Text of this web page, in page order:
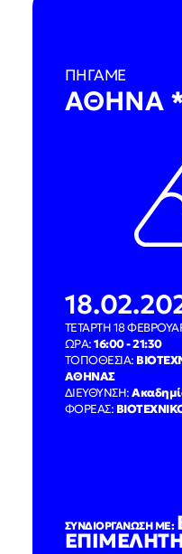
ΠΗΓΑΜΕ
ΑΘΗΝΑ
ΤΕΤΑΡΤΗ 18
ΩΡΑ:16:00 - 21:30
ΤΟΠΟΘΕΣΙΑ:
ΑΘΗΝΑΣ
ΔΙΕΥΘΥΝΣΗ:
ΦΟΡΕΑΣ:
ΣΥΝΔΙΟΡΓΑΝΩΣΗ ΜΕ: